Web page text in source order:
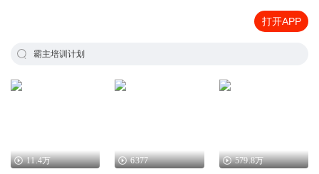
打开APP
霸主培训计划
11.4万 6377 579.8万